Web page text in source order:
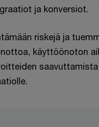
ja konversiot.
riskejä ja
käyttöönoton